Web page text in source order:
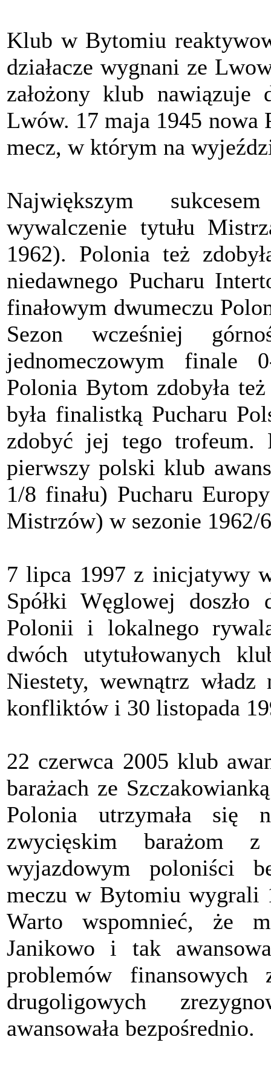
Klub w Bytomiu
działacze wygnani ze
założony klub
Lwów. 17 maja 1945 nowa
mecz, w którym na
Największym
wywalczenie tytułu
1962). Polonia też
niedawnego Pucharu
finałowym dwumeczu
Sezon wcześniej
jednomeczowym finale
Polonia Bytom zdobyła
była finalistką Pucharu
zdobyć jej tego trofeum.
pierwszy polski klub
1/8 finału) Pucharu
Mistrzów) w sezonie 1962/
7 lipca 1997 z inicjatywy
Spółki Węglowej doszło
Polonii i lokalnego
dwóch utytułowanych
Niestety, wewnątrz
konfliktów i 30 listopada
22 czerwca 2005 klub
barażach ze
Polonia utrzymała się
zwycięskim barażom
wyjazdowym poloniści
meczu w Bytomiu wygrali
Warto wspomnieć, że
Janikowo i tak
problemów
drugoligowych
awansowała bezpośrednio.